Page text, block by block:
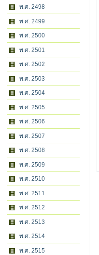
พ.ศ. 2498
พ.ศ. 2499
พ.ศ. 2500
พ.ศ. 2501
พ.ศ. 2502
พ.ศ. 2503
พ.ศ. 2504
พ.ศ. 2505
พ.ศ. 2506
พ.ศ. 2507
พ.ศ. 2508
พ.ศ. 2509
พ.ศ. 2510
พ.ศ. 2511
พ.ศ. 2512
พ.ศ. 2513
พ.ศ. 2514
พ.ศ. 2515